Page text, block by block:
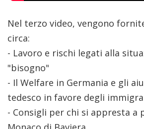
Nel terzo video, vengono
circa:
- Lavoro e rischi legati alla
"bisogno"
- Il Welfare in Germania e gli
tedesco in favore degli
- Consigli per chi si appresta a